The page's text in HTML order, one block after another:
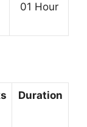
01 Hour
Duration